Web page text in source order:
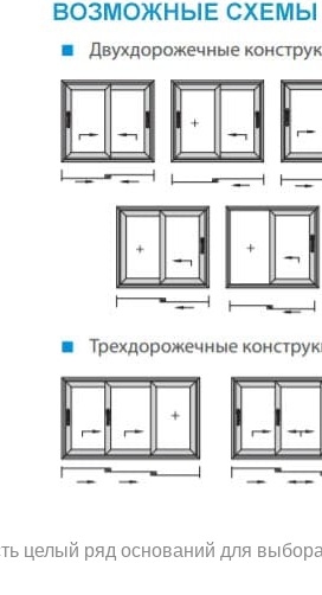
целый ряд оснований для